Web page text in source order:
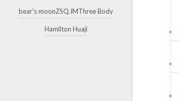
bear's moonZSQ.IMThree Body
Hamilton Huaji